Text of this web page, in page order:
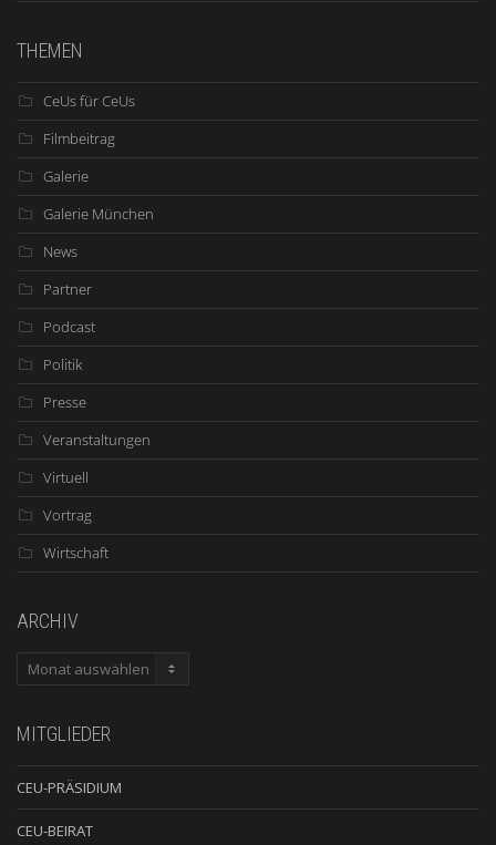
THEMEN
CeUs für CeUs
Filmbeitrag
Galerie
Galerie München
News
Partner
Podcast
Politik
Presse
Veranstaltungen
Virtuell
Vortrag
Wirtschaft
ARCHIV
ARCHIV
MITGLIEDER
CEU-PRÄSIDIUM
CEU-BEIRAT